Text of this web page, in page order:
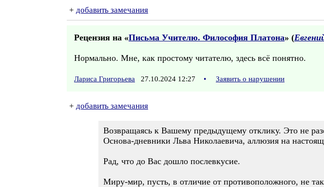
+ добавить замечания
Рецензия на «Письма Учителю. Философия Платона» (
Нормально. Мне, как простому читателю, здесь всё понятно.
Лариса Григорьева 27.10.2024 12:27 • Заявить о нарушении
+ добавить замечания
Возвращаясь к Вашему предыдущему отклику. Это не
Основа-дневники Льва Николаевича, аллюзия на
Рад, что до Вас дошло послевкусие.
Миру-мир, пусть, в отличие от противоположного, не